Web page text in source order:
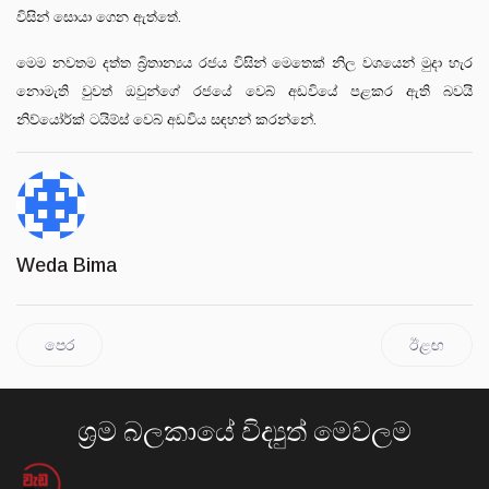
විසින් සොයා ගෙන ඇත්තේ.
මෙම නවතම දත්ත බ්‍රිතාන්‍යය රජය විසින් මෙතෙක් නිල වශයෙන් මුදා හැර
නොමැති වුවත් ඔවුන්ගේ රජයේ වෙබ් අඩවියේ පළකර ඇති බවයි
නිව්යෝර්ක් ටයිම්ස් වෙබ් අඩවිය සඳහන් කරන්නේ.
Weda Bima
පෙර ඊළඟ
ශ්‍රම බලකායේ විද්‍යුත් මෙවලම